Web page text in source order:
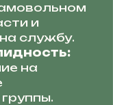
и
службу.
на